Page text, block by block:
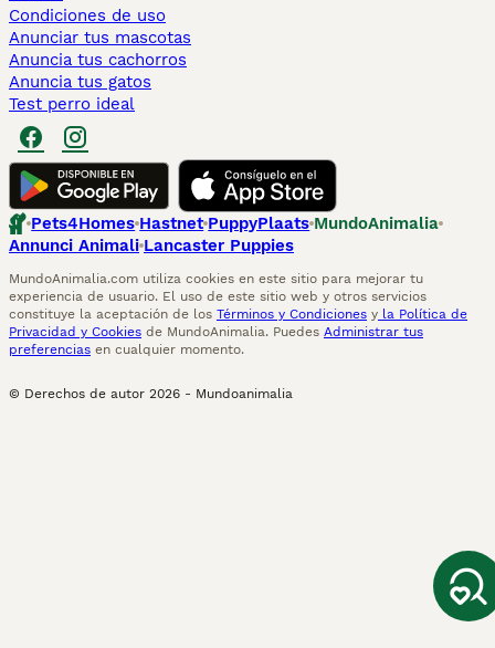
Condiciones de uso
Anunciar tus mascotas
Anuncia tus cachorros
Anuncia tus gatos
Test perro ideal
Pets4Homes Hastnet PuppyPlaats MundoAnimalia
Annunci Animali Lancaster Puppies
MundoAnimalia.com utiliza cookies en este sitio para mejorar tu
experiencia de usuario. El uso de este sitio web y otros servicios
constituye la aceptación de los Términos y Condiciones y la Política de
Privacidad y Cookies de MundoAnimalia. Puedes Administrar tus
preferencias en cualquier momento.
© Derechos de autor 2026 - Mundoanimalia